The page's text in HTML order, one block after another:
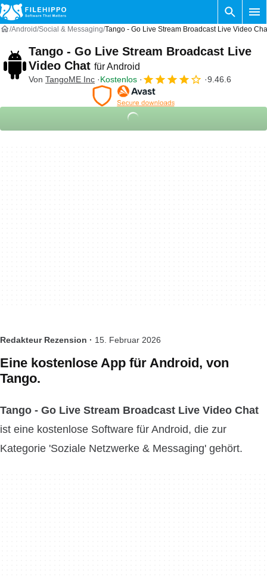
Android Social & Messaging Tango - Go Live Stream Broadcast Live Video
Tango - Go Live Stream Broadcast Live
Video Chat für Android
Von TangoME Inc Kostenlos 9.46.6
Redakteur Rezension · 15. Februar 2026
Eine kostenlose App für Android, von
Tango.
Tango - Go Live Stream Broadcast Live Video Chat
ist eine kostenlose Software für Android, die zur
Kategorie 'Soziale Netzwerke & Messaging' gehört.